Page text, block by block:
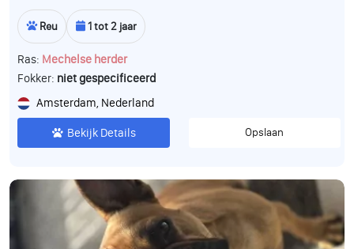
Reu 1 tot 2 jaar
Ras: Mechelse herder
Fokker: niet gespecificeerd
Amsterdam, Nederland
Bekijk Details Opslaan